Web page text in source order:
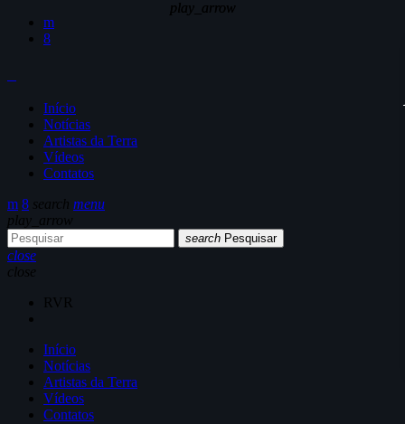
Início
Notícias
Artistas da Terra
Vídeos
Contatos
search menu
play_arrow
search Pesquisar
close
close
play_arrow
RVR
Início
Notícias
Artistas da Terra
Vídeos
Contatos
play_arrow